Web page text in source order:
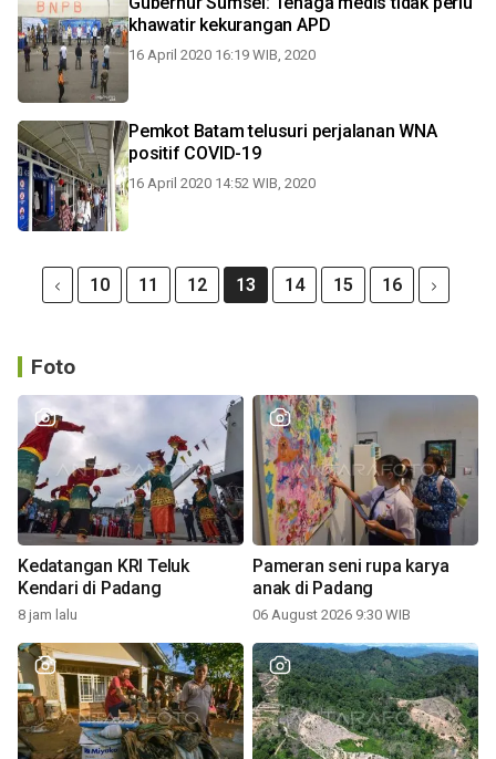
khawatir kekurangan APD
16 April 2020 16:19 WIB, 2020
Pemkot Batam telusuri perjalanan WNA
positif COVID-19
16 April 2020 14:52 WIB, 2020
10 11 12 13 14 15 16
Foto
Kedatangan KRI Teluk
Kendari di Padang
8 jam lalu
Pameran seni rupa karya
anak di Padang
06 August 2026 9:30 WIB